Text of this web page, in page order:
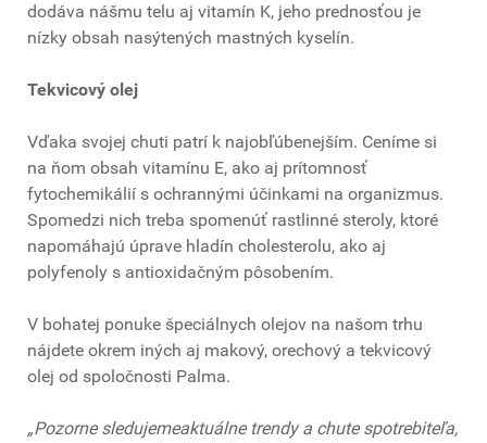
dodáva nášmu telu aj vitamín K, jeho prednosťou je
nízky obsah nasýtených mastných kyselín.
Tekvicový olej
Vďaka svojej chuti patrí k najobľúbenejším. Ceníme si
na ňom obsah vitamínu E, ako aj prítomnosť
fytochemikálií s ochrannými účinkami na organizmus.
Spomedzi nich treba spomenúť rastlinné steroly, ktoré
napomáhajú úprave hladín cholesterolu, ako aj
polyfenoly s antioxidačným pôsobením.
V bohatej ponuke špeciálnych olejov na našom trhu
nájdete okrem iných aj makový, orechový a tekvicový
olej od spoločnosti Palma.
„Pozorne sledujemeaktuálne trendy a chute spotrebiteľa,